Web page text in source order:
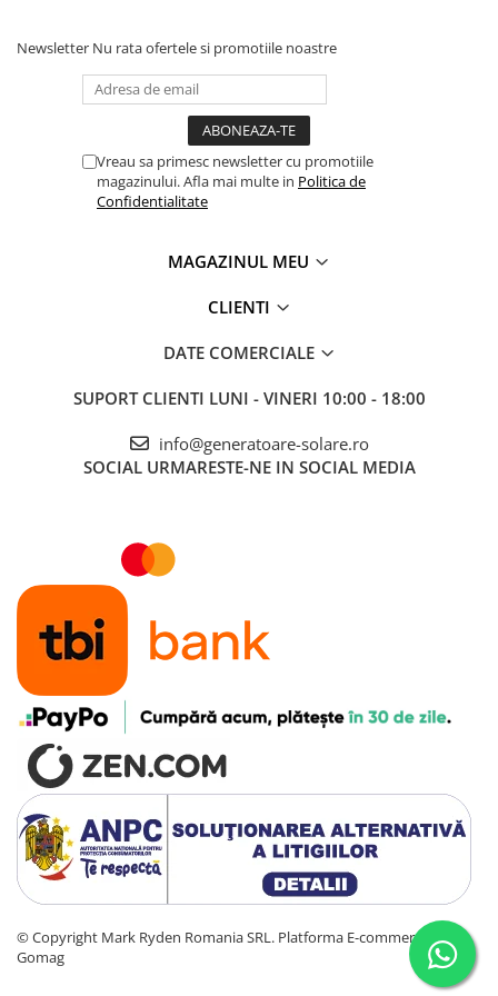
Newsletter Nu rata ofertele si promotiile noastre
Vreau sa primesc newsletter cu promotiile
magazinului. Afla mai multe in Politica de
Confidentialitate
MAGAZINUL MEU
CLIENTI
DATE COMERCIALE
SUPORT CLIENTI LUNI - VINERI 10:00 - 18:00
info@generatoare-solare.ro
SOCIAL URMARESTE-NE IN SOCIAL MEDIA
©️ Copyright Mark Ryden Romania SRL. Platforma E-commerce by
Gomag